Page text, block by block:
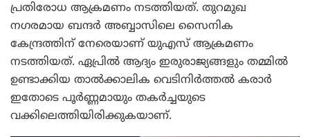
പ്രതിരോധ ആക്രമണം നടത്തിയത്. തുറമുഖ
നഗരമായ ബന്ദർ അബ്ബാസിലെ സൈനിക
കേന്ദ്രത്തിന് നേരെയാണ് യുഎസ് ആക്രമണം
നടത്തിയത്. ഏപ്രിൽ ആദ്യം ഇരുരാജ്യങ്ങളും തമ്മിൽ
ഉണ്ടാക്കിയ താൽക്കാലിക വെടിനിർത്തൽ കരാർ
ഇതോടെ പൂർണ്ണമായും തകർച്ചയുടെ
വക്കിലെത്തിയിരിക്കുകയാണ്.